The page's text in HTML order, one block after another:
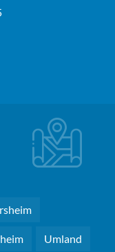
Umland